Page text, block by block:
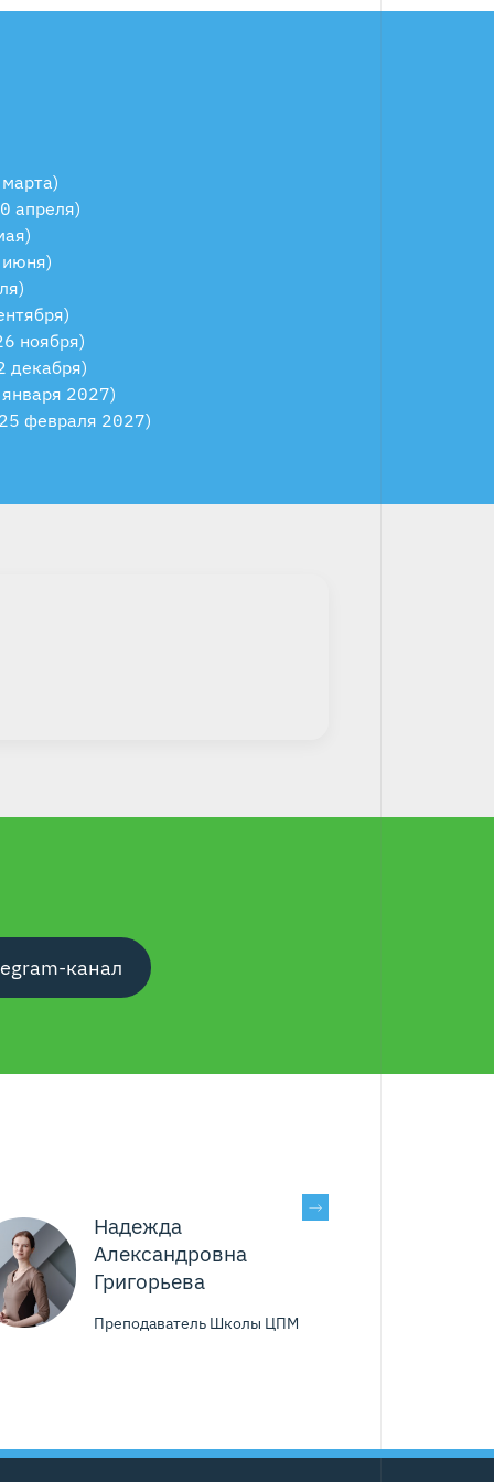
апреля)
ноября)
декабря)
2027)
февраля 2027)
канал
Надежда
Александровна
Григорьева
Преподаватель Школы ЦПМ